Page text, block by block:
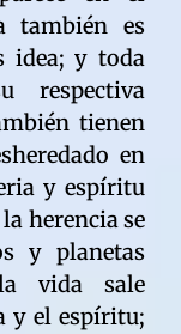
también es
idea; y toda
respectiva
tienen
en
y espíritu
herencia se
y planetas
vida sale
y el espíritu;